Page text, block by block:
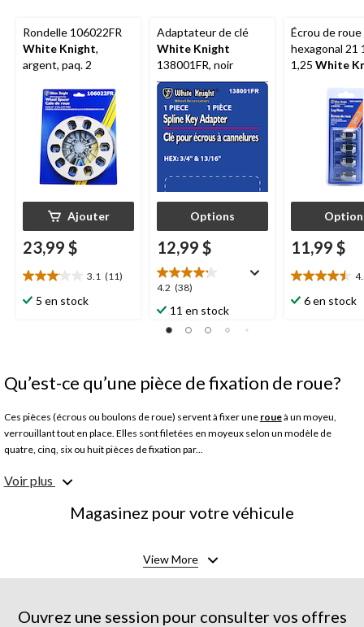
Rondelle 106022FR
White Knight,
argent, paq. 2
Ajouter
23,99 $
3.1 (11)
3.1
étoile(s)
5 en stock
Adaptateur de clé
White Knight
138001FR, noir
Options
12,99 $
4.2 (38)
4.2
étoile(s)
sur
5.
11 en stock
Écrou de roue
hexagonal 21
1,25 White
11,99 $
4.5
étoile(s)
6 en stock
Qu’est-ce qu’une pièce de fixation de roue?
Ces pièces (écrous ou boulons de roue) servent à fixer une roueà un moyeu,
verrouillant tout en place. Elles sont filetées en moyeux selon un modèle de
quatre, cinq, six ou huit pièces de fixation par...
Pouvez-vous remplacer des boulons de roue?
moyeu au complet en cas de filetages déformés.
Ce coût variera en fonction de votre véhicule et des dommages.
Vous devrez enlever complètement le goujon de roue brisé et le remplacer par un
Voir plus
Magasinez pour votre véhicule
View More
Ouvrez une session pour consulter vos offres